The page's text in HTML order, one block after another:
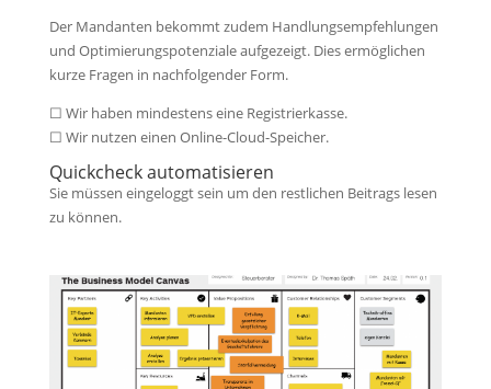
Der Mandanten bekommt zudem Handlungsempfehlungen
und Optimierungspotenziale aufgezeigt. Dies ermöglichen
kurze Fragen in nachfolgender Form.
☐ Wir haben mindestens eine Registrierkasse.
☐ Wir nutzen einen Online-Cloud-Speicher.
Quickcheck automatisieren
Sie müssen eingeloggt sein um den restlichen Beitrags lesen
zu können.